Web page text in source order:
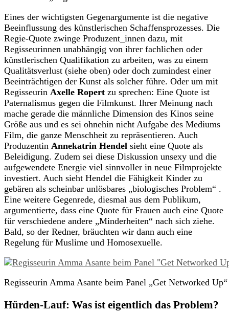
Eines der wichtigsten Gegenargumente ist die negative
Beeinflussung des künstlerischen Schaffensprozesses. Die
Regie-Quote zwinge Produzent_innen dazu, mit
Regisseurinnen unabhängig von ihrer fachlichen oder
künstlerischen Qualifikation zu arbeiten, was zu einem
Qualitätsverlust (siehe oben) oder doch zumindest einer
Beeinträchtigen der Kunst als solcher führe. Oder um mit
Regisseurin Axelle Ropert zu sprechen: Eine Quote ist
Paternalismus gegen die Filmkunst. Ihrer Meinung nach
mache gerade die männliche Dimension des Kinos seine
Größe aus und es sei ohnehin nicht Aufgabe des Mediums
Film, die ganze Menschheit zu repräsentieren. Auch
Produzentin Annekatrin Hendel sieht eine Quote als
Beleidigung. Zudem sei diese Diskussion unsexy und die
aufgewendete Energie viel sinnvoller in neue Filmprojekte
investiert. Auch sieht Hendel die Fähigkeit Kinder zu
gebären als scheinbar unlösbares „biologisches Problem“ .
Eine weitere Gegenrede, diesmal aus dem Publikum,
argumentierte, dass eine Quote für Frauen auch eine Quote
für verschiedene andere „Minderheiten“ nach sich ziehe.
Bald, so der Redner, bräuchten wir dann auch eine
Regelung für Muslime und Homosexuelle.
Regisseurin Amma Asante beim Panel „Get Networked
Hürden-Lauf: Was ist eigentlich das Problem?